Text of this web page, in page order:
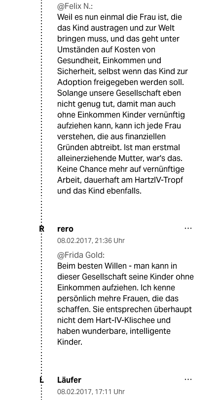
@Felix N.:
Weil es nun einmal die Frau ist, die
das Kind austragen und zur Welt
bringen muss, und das geht unter
Umständen auf Kosten von
Gesundheit, Einkommen und
Sicherheit, selbst wenn das Kind zur
Adoption freigegeben werden soll.
Solange unsere Gesellschaft eben
nicht genug tut, damit man auch
ohne Einkommen Kinder vernünftig
aufziehen kann, kann ich jede Frau
verstehen, die aus finanziellen
Gründen abtreibt. Ist man erstmal
alleinerziehende Mutter, war's das.
Keine Chance mehr auf vernünftige
Arbeit, dauerhaft am HartzIV-Tropf
und das Kind ebenfalls.
R rero
08.02.2017, 21:36 Uhr
@Frida Gold:
Beim besten Willen - man kann in
dieser Gesellschaft seine Kinder ohne
Einkommen aufziehen. Ich kenne
persönlich mehre Frauen, die das
schaffen. Sie entsprechen überhaupt
nicht dem Hart-IV-Klischee und
haben wunderbare, intelligente
Kinder.
L Läufer
08.02.2017, 17:11 Uhr